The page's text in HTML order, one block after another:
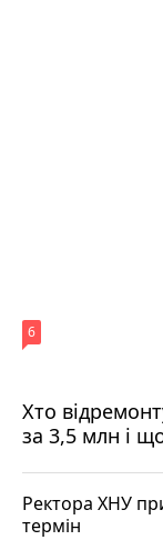
Хто
за 3,5 млн і
6
Ректора ХНУ
термін